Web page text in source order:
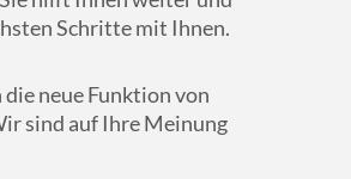
Schritte mit Ihnen.
neue Funktion von
sind auf Ihre Meinung